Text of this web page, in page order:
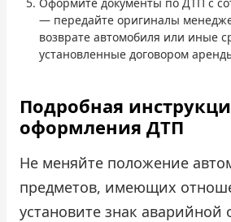
Проверить бонусный счёт
Блог
Оплата
Контакты
Обратный звонок
— передайте оригиналы
возврате автомобиля или иные
установленные договором
Подробная
оформления ДТП
Не меняйте положение
предметов, имеющих
установите знак аварийной